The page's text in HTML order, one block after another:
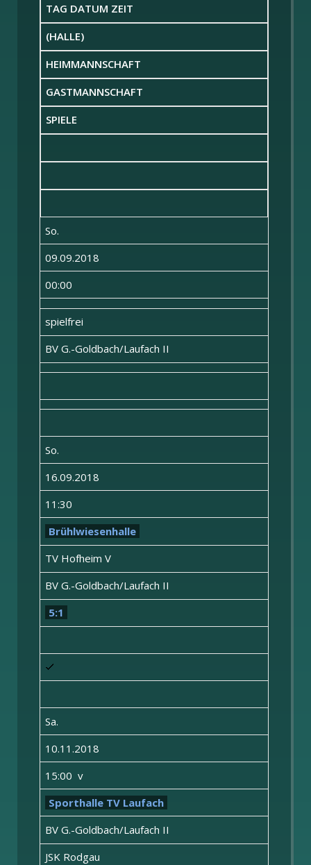
TAG DATUM ZEIT
(HALLE)
HEIMMANNSCHAFT
GASTMANNSCHAFT
SPIELE
So.
09.09.2018
00:00
spielfrei
BV G.-Goldbach/Laufach II
So.
16.09.2018
11:30
Brühlwiesenhalle
TV Hofheim V
BV G.-Goldbach/Laufach II
5:1
Sa.
10.11.2018
15:00 v
Sporthalle TV Laufach
BV G.-Goldbach/Laufach II
JSK Rodgau